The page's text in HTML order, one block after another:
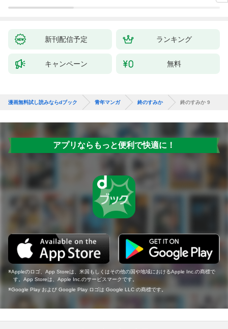
新刊配信予定 ランキング
キャンペーン 無料
漫画無料試し読みならdブック 青年マンガ 終のすみか 終のすみか 9
アプリならもっと便利で快適に！
Appleのロゴ、App Storeは、米国もしくはその他の国や地域におけるApple Inc.の商標で
す。App Storeは、Apple Inc.のサービスマークです。
Google Play および Google Play ロゴは Google LLC の商標です。